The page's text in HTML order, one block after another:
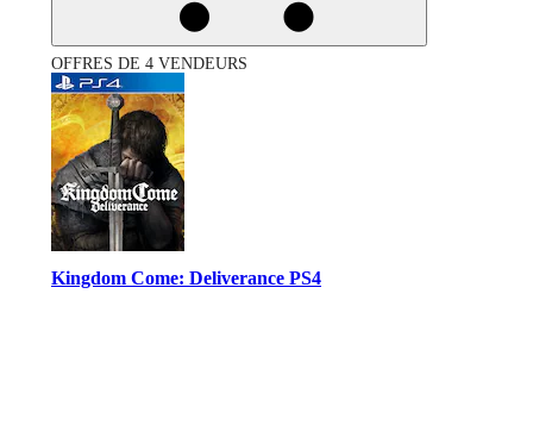
OFFRES DE 4 VENDEURS
Kingdom Come: Deliverance PS4